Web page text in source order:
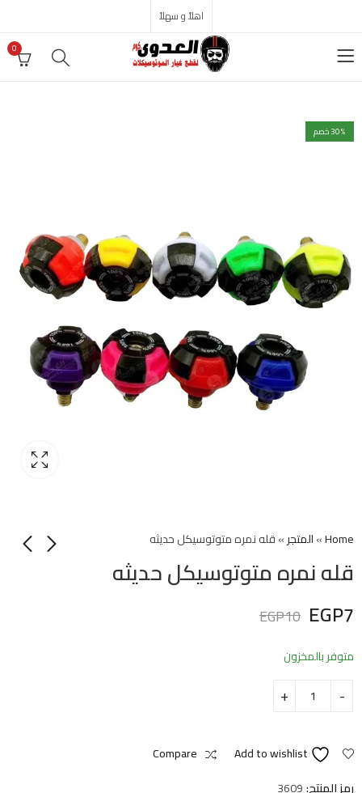
اهلاً و سهلاً
0
30% خصم
Home
»المتجر»قله نمره متوتوسيكل حديثه
قله نمره متوتوسيكل حديثه
EGP7
EGP10
متوفر بالمخزون
Add to wishlist
Compare
رمز المنتج:3609